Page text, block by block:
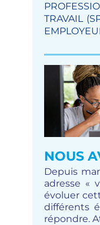
TRAVAIL
NOUS
Depuis
adresse «
évoluer
différents
répondre.